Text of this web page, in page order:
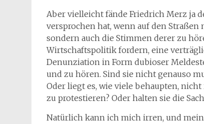
Aber vielleicht fände Friedrich Merz ja
versprochen hat, wenn auf den
sondern auch die Stimmen derer zu
Wirtschaftspolitik fordern, eine
Denunziation in Form dubioser
und zu hören. Sind sie nicht genauso
Oder liegt es, wie viele behaupten,
zu protestieren? Oder halten sie die
Natürlich kann ich mich irren, und